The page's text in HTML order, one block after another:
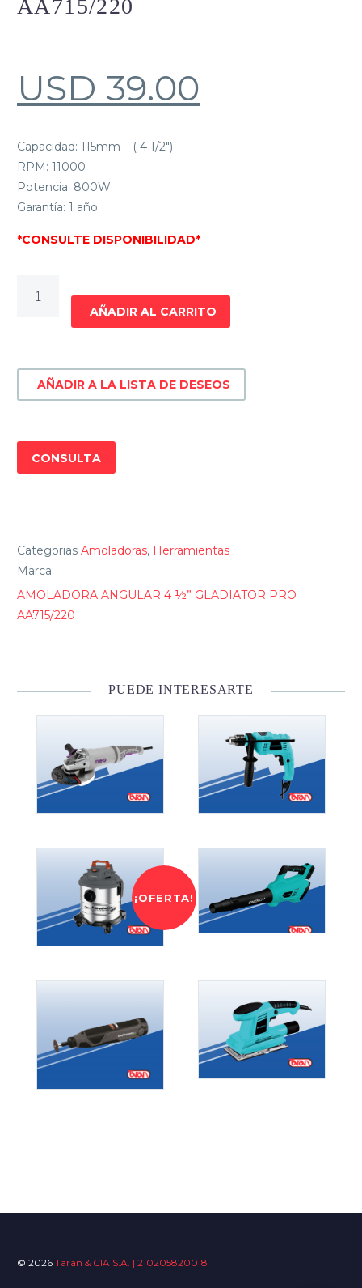
AA715/220
USD 39.00
Capacidad: 115mm – ( 4 1/2″)
RPM: 11000
Potencia: 800W
Garantía: 1 año
*CONSULTE DISPONIBILIDAD*
ANGULAR
GLADIATOR
PRO
AA715/220
AÑADIR AL CARRITO
AÑADIR A LA LISTA DE DESEOS
CONSULTA
Categorias Amoladoras, Herramientas
Marca:
AMOLADORA ANGULAR 4 ½” GLADIATOR PRO
AA715/220
PUEDE INTERESARTE
¡OFERTA!
© 2026 Taran & CIA S.A. | 210205820018